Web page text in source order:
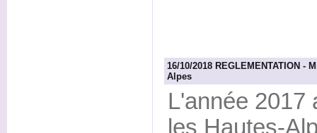
16/10/2018 REGLEMENTATION -
Alpes
L'année 2017
les Hautes-